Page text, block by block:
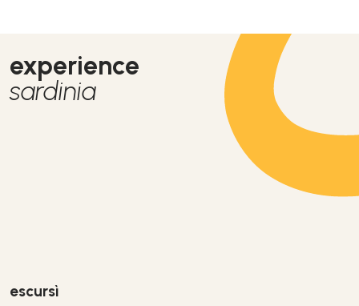
experience
sardinia
escursì